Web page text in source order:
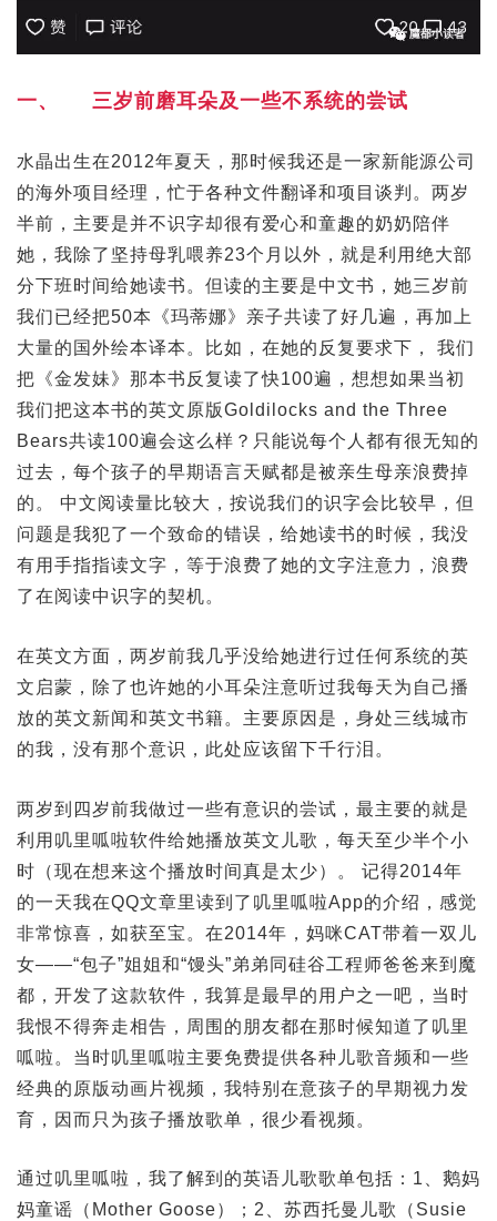
一、 三岁前磨耳朵及一些不系统的尝试
水晶出生在2012年夏天，那时候我还是一家新能源公司
的海外项目经理，忙于各种文件翻译和项目谈判。两岁
半前，主要是并不识字却很有爱心和童趣的奶奶陪伴
她，我除了坚持母乳喂养23个月以外，就是利用绝大部
分下班时间给她读书。但读的主要是中文书，她三岁前
我们已经把50本《玛蒂娜》亲子共读了好几遍，再加上
大量的国外绘本译本。比如，在她的反复要求下， 我们
把《金发妹》那本书反复读了快100遍，想想如果当初
我们把这本书的英文原版Goldilocks and the Three
Bears共读100遍会这么样？只能说每个人都有很无知的
过去，每个孩子的早期语言天赋都是被亲生母亲浪费掉
的。 中文阅读量比较大，按说我们的识字会比较早，但
问题是我犯了一个致命的错误，给她读书的时候，我没
有用手指指读文字，等于浪费了她的文字注意力，浪费
了在阅读中识字的契机。
在英文方面，两岁前我几乎没给她进行过任何系统的英
文启蒙，除了也许她的小耳朵注意听过我每天为自己播
放的英文新闻和英文书籍。主要原因是，身处三线城市
的我，没有那个意识，此处应该留下千行泪。
两岁到四岁前我做过一些有意识的尝试，最主要的就是
利用叽里呱啦软件给她播放英文儿歌，每天至少半个小
时（现在想来这个播放时间真是太少）。 记得2014年
的一天我在QQ文章里读到了叽里呱啦App的介绍，感觉
非常惊喜，如获至宝。在2014年，妈咪CAT带着一双儿
女——“包子”姐姐和“馒头”弟弟同硅谷工程师爸爸来到魔
都，开发了这款软件，我算是最早的用户之一吧，当时
我恨不得奔走相告，周围的朋友都在那时候知道了叽里
呱啦。当时叽里呱啦主要免费提供各种儿歌音频和一些
经典的原版动画片视频，我特别在意孩子的早期视力发
育，因而只为孩子播放歌单，很少看视频。
通过叽里呱啦，我了解到的英语儿歌歌单包括：1、鹅妈
妈童谣（Mother Goose）；2、苏西托曼儿歌（Susie